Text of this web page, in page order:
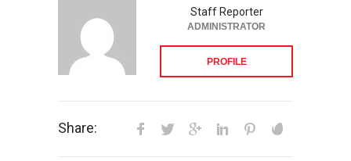
Staff Reporter
ADMINISTRATOR
PROFILE
Share: